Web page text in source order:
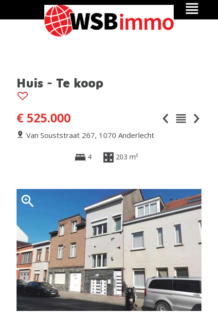
Huis - Te koop
€ 525.000
Van Souststraat 267, 1070 Anderlecht
4 203 m²